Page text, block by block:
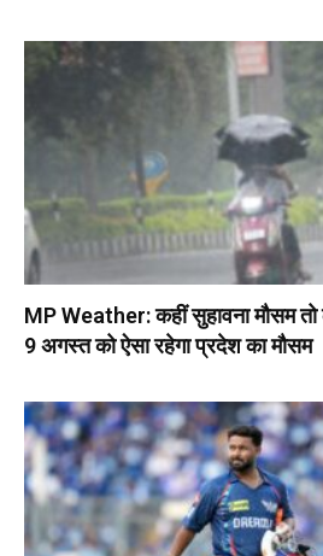
MP Weather: कहीं सुहावना मौसम तो
9 अगस्त को ऐसा रहेगा प्रदेश का मौसम